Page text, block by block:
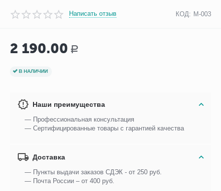
Написать отзыв КОД: M-003
2 190.00 Р
В НАЛИЧИИ
Наши преимущества
— Профессиональная консультация
— Сертифицированные товары с гарантией качества
Доставка
— Пункты выдачи заказов СДЭК - от 250 руб.
— Почта России – от 400 руб.